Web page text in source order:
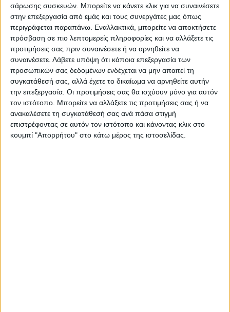
σάρωσης συσκευών. Μπορείτε να κάνετε κλικ για να συναινέσετε
στην επεξεργασία από εμάς και τους συνεργάτες μας όπως
περιγράφεται παραπάνω. Εναλλακτικά, μπορείτε να αποκτήσετε
πρόσβαση σε πιο λεπτομερείς πληροφορίες και να αλλάξετε τις
προτιμήσεις σας πριν συναινέσετε ή να αρνηθείτε να
συναινέσετε. Λάβετε υπόψη ότι κάποια επεξεργασία των
προσωπικών σας δεδομένων ενδέχεται να μην απαιτεί τη
συγκατάθεσή σας, αλλά έχετε το δικαίωμα να αρνηθείτε αυτήν
την επεξεργασία. Οι προτιμήσεις σας θα ισχύουν μόνο για αυτόν
τον ιστότοπο. Μπορείτε να αλλάξετε τις προτιμήσεις σας ή να
ανακαλέσετε τη συγκατάθεσή σας ανά πάσα στιγμή
επιστρέφοντας σε αυτόν τον ιστότοπο και κάνοντας κλικ στο
κουμπί "Απορρήτου" στο κάτω μέρος της ιστοσελίδας.
Χριστουγεννιάτικου δένδρου που θα
στηθεί στην κεντρική πλατεία,
προγραμματίζεται συναυλία με τη
συμμετοχή δημοφιλούς καλλιτέχνη.
Τελευταίες Ειδήσεις Σήμερα
Ακολούθησε την εφημερίδα ΝΕΟΣ
ΑΓΩΝ στο Google News!